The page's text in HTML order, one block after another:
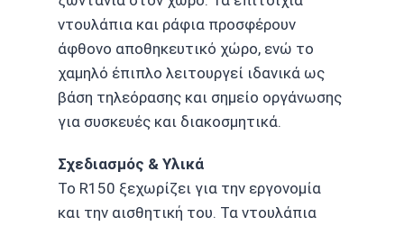
ντουλάπια και ράφια προσφέρουν
άφθονο αποθηκευτικό χώρο, ενώ το
χαμηλό έπιπλο λειτουργεί ιδανικά ως
βάση τηλεόρασης και σημείο οργάνωσης
για συσκευές και διακοσμητικά.
Σχεδιασμός & Υλικά
Το R150 ξεχωρίζει για την εργονομία
και την αισθητική του. Τα ντουλάπια